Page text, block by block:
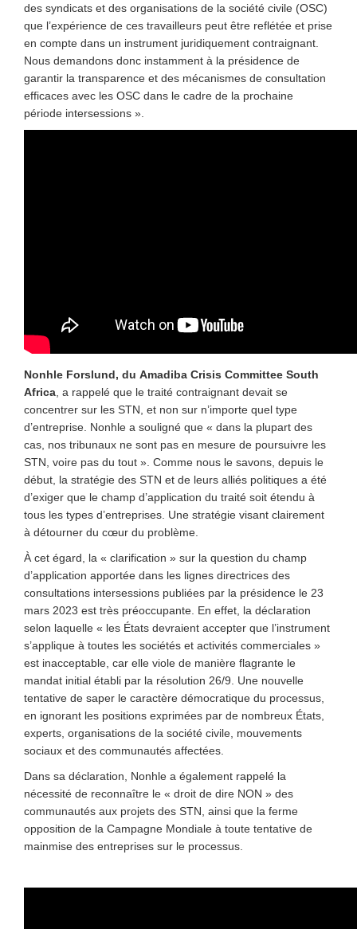
des syndicats et des organisations de la société civile (OSC)
que l’expérience de ces travailleurs peut être reflétée et prise
en compte dans un instrument juridiquement contraignant.
Nous demandons donc instamment à la présidence de
garantir la transparence et des mécanismes de consultation
efficaces avec les OSC dans le cadre de la prochaine
période intersessions ».
Nonhle Forslund, du Amadiba Crisis Committee South
Africa , a rappelé que le traité contraignant devait se
concentrer sur les STN, et non sur n’importe quel type
d’entreprise. Nonhle a souligné que « dans la plupart des
cas, nos tribunaux ne sont pas en mesure de poursuivre les
STN, voire pas du tout ». Comme nous le savons, depuis le
début, la stratégie des STN et de leurs alliés politiques a été
d’exiger que le champ d’application du traité soit étendu à
tous les types d’entreprises. Une stratégie visant clairement
à détourner du cœur du problème.
À cet égard, la « clarification » sur la question du champ
d’application apportée dans les lignes directrices des
consultations intersessions publiées par la présidence le 23
mars 2023 est très préoccupante. En effet, la déclaration
selon laquelle « les États devraient accepter que l’instrument
s’applique à toutes les sociétés et activités commerciales »
est inacceptable, car elle viole de manière flagrante le
mandat initial établi par la résolution 26/9. Une nouvelle
tentative de saper le caractère démocratique du processus,
en ignorant les positions exprimées par de nombreux États,
experts, organisations de la société civile, mouvements
sociaux et des communautés affectées.
Dans sa déclaration, Nonhle a également rappelé la
nécessité de reconnaître le « droit de dire NON » des
communautés aux projets des STN, ainsi que la ferme
opposition de la Campagne Mondiale à toute tentative de
mainmise des entreprises sur le processus.